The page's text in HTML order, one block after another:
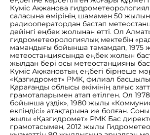
Күміс Ақжанова
саласына өмірінің шамамен 50
радиооператордан бастап
дейінгі еңбек жолынан өтті. Ол
гидрометеорологиялық мектебін
мамандығы бойынша тәмамдап, 1975
метеостанциясында еңбек жолын
жылдан бері осы метеостанцияны
Күміс Ақжановтың еңбегі бірнеше
«Қазгидромет» РМК, филиал
Қарағанды облысы әкімінің алғыс
грамоталарымен атап өтілген. Ол
бойынша үздік», 1980 жылы
екпіндісі» атақтарына ие болған.
жылы «Қазгидромет» РМК Бас
грамотасымен, 2012 жылы